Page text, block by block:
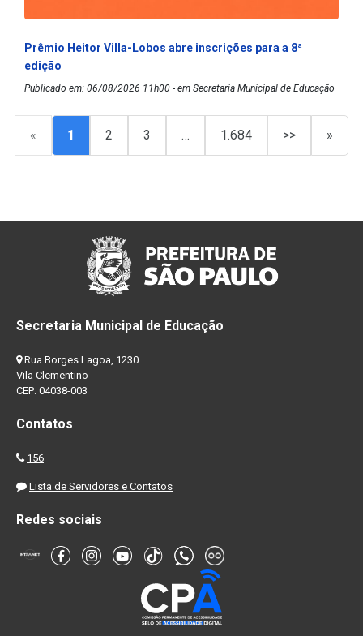
Prêmio Heitor Villa-Lobos abre inscrições para a 8ª
edição
Publicado em: 06/08/2026 11h00 - em Secretaria Municipal de Educação
« 1 2 3 … 1.684 >> »
Secretaria Municipal de Educação
Rua Borges Lagoa, 1230
Vila Clementino
CEP: 04038-003
Contatos
156
Lista de Servidores e Contatos
Redes sociais